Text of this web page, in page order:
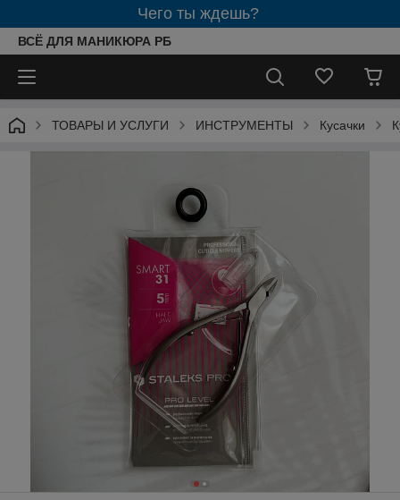
Чего ты ждешь?
ВСЁ ДЛЯ МАНИКЮРА РБ
ТОВАРЫ И УСЛУГИ ИНСТРУМЕНТЫ Кусачки